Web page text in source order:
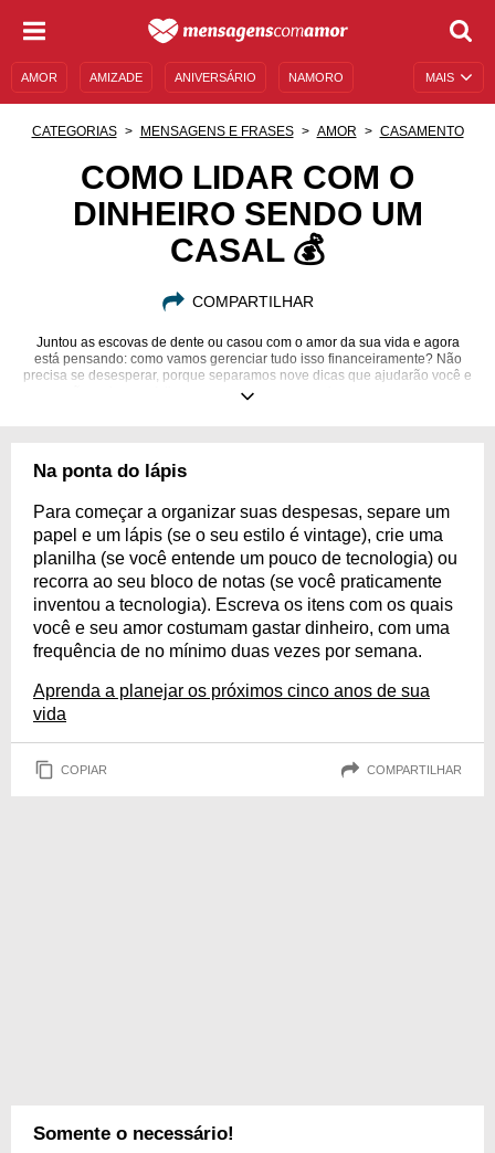
MAIS
AMOR AMIZADE ANIVERSÁRIO NAMORO
MENSAGENS E FRASES MENSAGENS DE ANIVERSÁRIO
FAMOSOS BÍBLIA
CATEGORIAS MENSAGENS E FRASES AMOR CASAMENTO
COMO LIDAR COM O
DINHEIRO SENDO UM
CASAL 💰
COMPARTILHAR
Juntou as escovas de dente ou casou com o amor da sua vida e agora
está pensando: como vamos gerenciar tudo isso financeiramente? Não
precisa se desesperar, porque separamos nove dicas que ajudarão você e
seu mozão a viverem felizes, com amor e sem precisar se preocupar com a
Na ponta do lápis
Para começar a organizar suas despesas, separe um
papel e um lápis (se o seu estilo é vintage), crie uma
planilha (se você entende um pouco de tecnologia) ou
recorra ao seu bloco de notas (se você praticamente
inventou a tecnologia). Escreva os itens com os quais
você e seu amor costumam gastar dinheiro, com uma
frequência de no mínimo duas vezes por semana.
Aprenda a planejar os próximos cinco anos de sua
vida
COPIAR COMPARTILHAR
Somente o necessário!